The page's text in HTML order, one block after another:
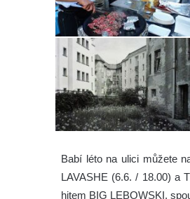
Babí léto na ulici můžete
LAVASHE (6.6. / 18.00) a
hitem BIG LEBOWSKI,